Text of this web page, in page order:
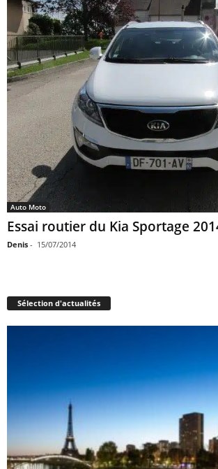
Auto Moto
Essai routier du Kia Sportage
Denis - 15/07/2014
Sélection d'actualités